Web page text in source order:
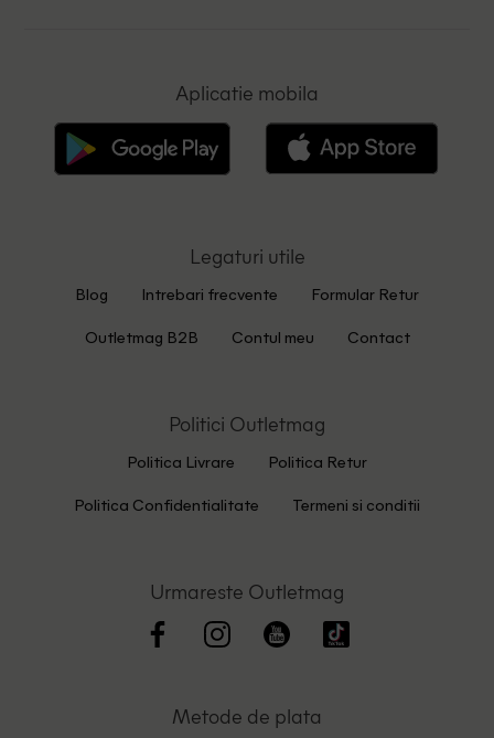
Aplicatie mobila
Legaturi utile
Blog Intrebari frecvente Formular Retur
Outletmag B2B Contul meu Contact
Politici Outletmag
Politica Livrare Politica Retur
Politica Confidentialitate Termeni si conditii
Urmareste Outletmag
Metode de plata